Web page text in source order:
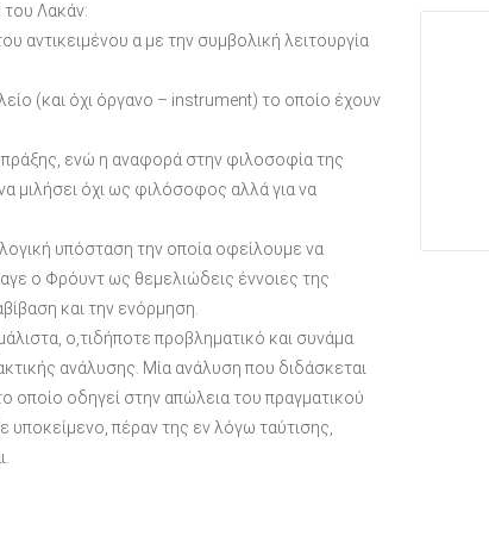
του Λακάν:
αντικειμένου α με την συμβολική λειτουργία
(και όχι όργανο – instrument) το οποίο έχουν
πράξης, ενώ η αναφορά στην φιλοσοφία της
μιλήσει όχι ως φιλόσοφος αλλά για να
υπόσταση την οποία οφείλουμε να
ο Φρόυντ ως θεμελιώδεις έννοιες της
και την ενόρμηση.
ο,τιδήποτε προβληματικό και συνάμα
ανάλυσης. Μία ανάλυση που διδάσκεται
οποίο οδηγεί στην απώλεια του πραγματικού
πέραν της εν λόγω ταύτισης,